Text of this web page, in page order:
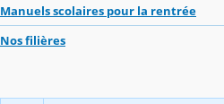
Manuels scolaires pour la rentrée
Nos filières